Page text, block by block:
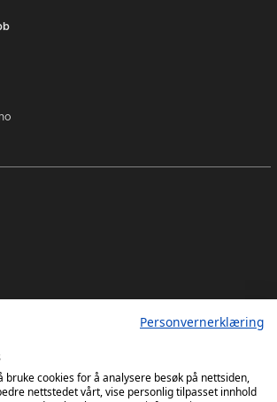
Tore Solberg
Personvernerklæring
bruke cookies for å analysere besøk på nettsiden,
nettstedet vårt, vise personlig tilpasset innhold